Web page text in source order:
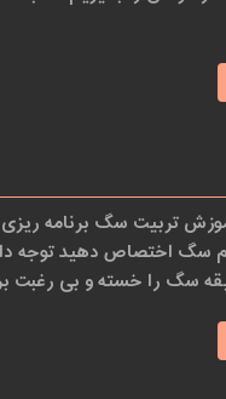
سگ اختصاص دهید توجه